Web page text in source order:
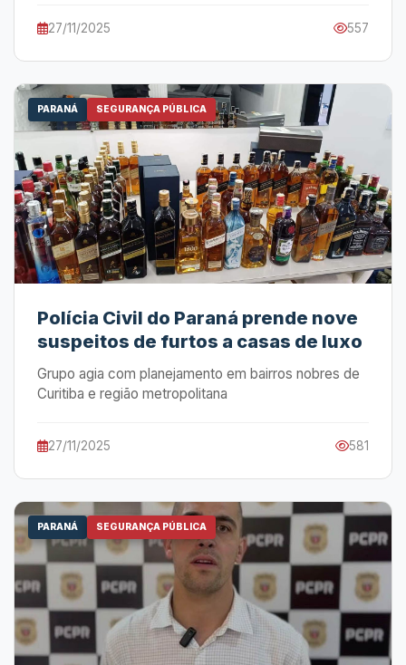
27/11/2025 557
PARANÁ SEGURANÇA PÚBLICA
Polícia Civil do Paraná prende nove
suspeitos de furtos a casas de luxo
Grupo agia com planejamento em bairros nobres de
Curitiba e região metropolitana
27/11/2025 581
PARANÁ SEGURANÇA PÚBLICA